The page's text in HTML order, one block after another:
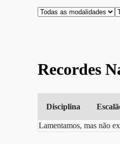
Recordes
Disciplina
Lamentamos, mas não